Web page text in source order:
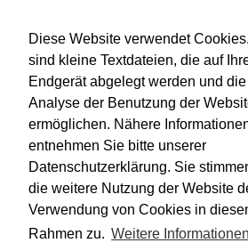
Diese Website verwendet
sind kleine Textdateien, die auf
Endgerät abgelegt werden und
Analyse der Benutzung der
ermöglichen. Nähere
entnehmen Sie bitte unserer
Datenschutzerklärung. Sie
die weitere Nutzung der Website
Verwendung von Cookies in
Rahmen zu. Weitere Informationen